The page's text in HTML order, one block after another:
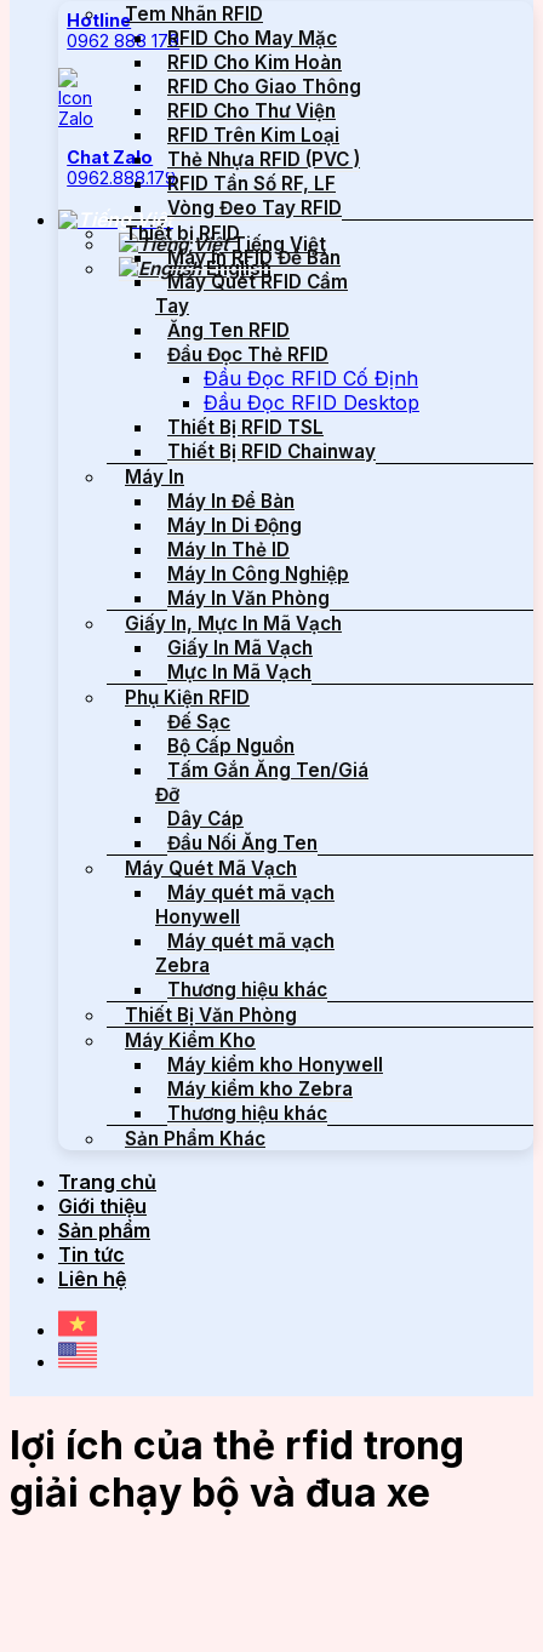
Hotline
0962 888 179
Chat Zalo
0962.888.179
Tiếng Việt
English
Tem Nhãn RFID
RFID Cho May Mặc
RFID Cho Kim Hoàn
RFID Cho Giao Thông
RFID Cho Thư Viện
RFID Trên Kim Loại
Thẻ Nhựa RFID (PVC )
RFID Tần Số RF, LF
Vòng Đeo Tay RFID
Thiết bị RFID
Máy In RFID Để Bàn
Máy Quét RFID Cầm
Tay
Ăng Ten RFID
Đầu Đọc Thẻ RFID
Đầu Đọc RFID Cố Định
Đầu Đọc RFID Desktop
Thiết Bị RFID TSL
Thiết Bị RFID Chainway
Máy In
Máy In Để Bàn
Máy In Di Động
Máy In Thẻ ID
Máy In Công Nghiệp
Máy In Văn Phòng
Giấy In, Mực In Mã Vạch
Giấy In Mã Vạch
Mực In Mã Vạch
Phụ Kiện RFID
Đế Sạc
Bộ Cấp Nguồn
Tấm Gắn Ăng Ten/Giá
Đỡ
Dây Cáp
Đầu Nối Ăng Ten
Máy Quét Mã Vạch
Máy quét mã vạch
Honywell
Máy quét mã vạch
Zebra
Thương hiệu khác
Thiết Bị Văn Phòng
Máy Kiểm Kho
Máy kiểm kho Honywell
Máy kiểm kho Zebra
Thương hiệu khác
Sản Phẩm Khác
Trang chủ
Giới thiệu
Sản phẩm
Tin tức
Liên hệ
lợi ích của thẻ rfid trong
giải chạy bộ và đua xe